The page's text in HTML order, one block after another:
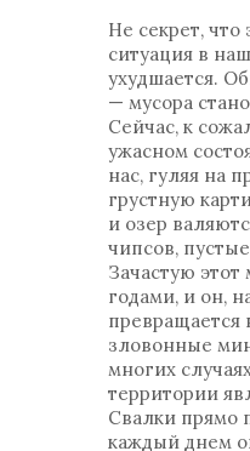
Не секрет, что
ситуация в
ухудшается.
— мусора
Сейчас, к
ужасном
нас, гуляя на
грустную
и озер
чипсов,
Зачастую
годами, и он,
превращается
зловонные
многих
территории
Свалки прямо
каждый днем